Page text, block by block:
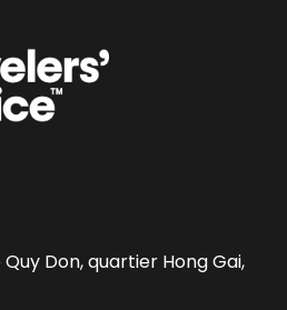
Quy Don, quartier Hong Gai,